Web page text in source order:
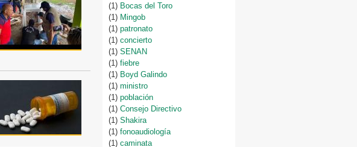
(1) Bocas del Toro
(1) Mingob
(1) patronato
(1) concierto
(1) SENAN
(1) fiebre
(1) Boyd Galindo
(1) ministro
(1) población
(1) Consejo Directivo
(1) Shakira
(1) fonoaudiología
(1) caminata